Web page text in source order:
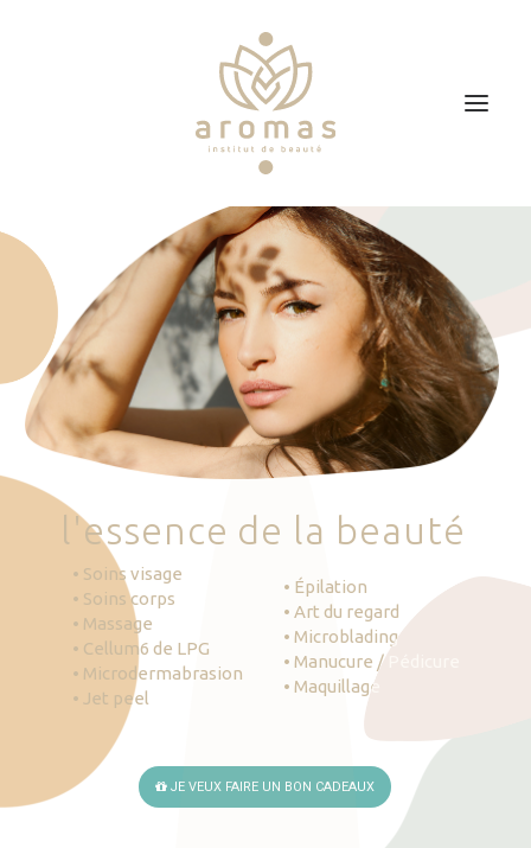
Soins
Je veux faire un bon cadeau
Plan d’accès
Prendre RDV
'essence de la beauté
• Soins visage
• Soins corps
• Massage
• Cellum6 de LPG
• Microdermabrasion
• Jet peel
• Épilation
• Art du regard
• Microblading
• Manucure / Pédicure
• Maquillage
JE VEUX FAIRE UN BON CADEAUX